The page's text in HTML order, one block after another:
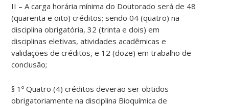
II – A carga horária mínima do Doutorado será de 48
(quarenta e oito) créditos; sendo 04 (quatro) na
disciplina obrigatória, 32 (trinta e dois) em
disciplinas eletivas, atividades acadêmicas e
validações de créditos, e 12 (doze) em trabalho de
conclusão;
§ 1º Quatro (4) créditos deverão ser obtidos
obrigatoriamente na disciplina Bioquímica de